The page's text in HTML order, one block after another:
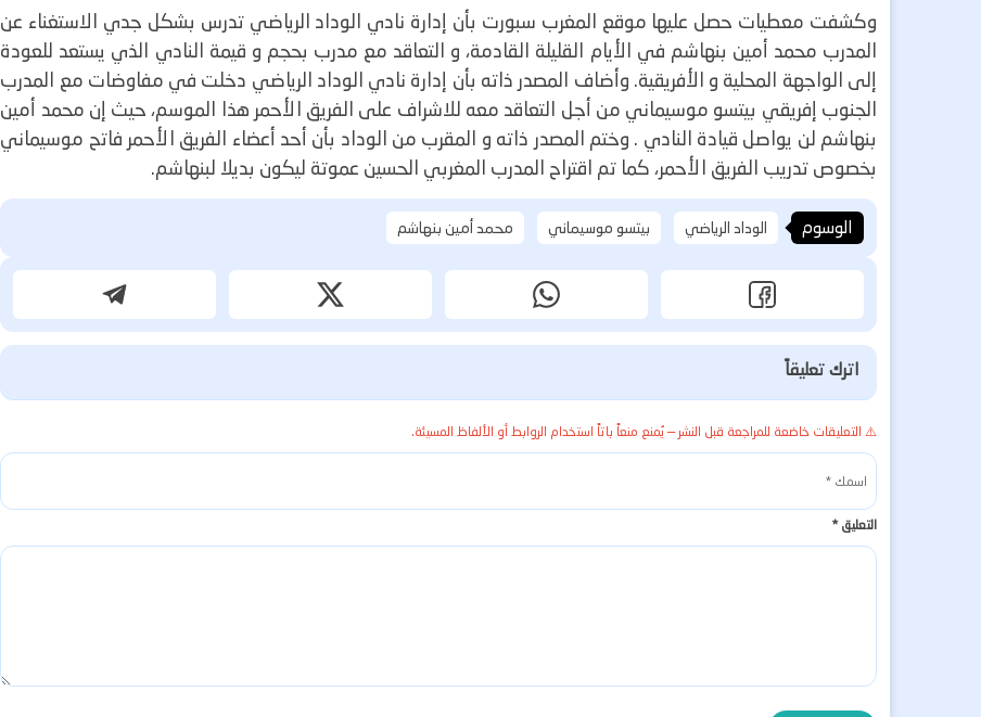
وكشفت معطيات حصل عليها موقع المغرب سبورت بأن إدارة نادي الوداد الرياضي تدرس بشكل جدي الاستغناء عن
المدرب محمد أمين بنهاشم في الأيام القليلة القادمة، و التعاقد مع مدرب بحجم و قيمة النادي الذي يستعد للعودة
إلى الواجهة المحلية و الأفريقية. وأضاف المصدر ذاته بأن إدارة نادي الوداد الرياضي دخلت في مفاوضات مع المدرب
الجنوب إفريقي بيتسو موسيماني من أجل التعاقد معه للاشراف على الفريق الأحمر هذا الموسم، حيث إن محمد أمين
بنهاشم لن يواصل قيادة النادي . وختم المصدر ذاته و المقرب من الوداد بأن أحد أعضاء الفريق الأحمر فاتح موسيماني
بخصوص تدريب الفريق الأحمر، كما تم اقتراح المدرب المغربي الحسين عموتة ليكون بديلا لبنهاشم.
الوسوم الوداد الرياضي بيتسو موسيماني محمد أمين بنهاشم
اترك تعليقاً
⚠️ التعليقات خاضعة للمراجعة قبل النشر — يُمنع منعاً باتاً استخدام الروابط أو الألفاظ المسيئة.
التعليق*